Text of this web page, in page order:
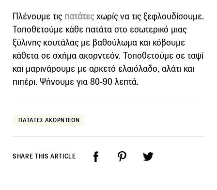
Πλένουμε τις πατάτεςχωρίς να τις ξεφλουδίσουμε.
Τοποθετούμε κάθε πατάτα στο εσωτερικό μιας
ξύλινης κουτάλας με βαθούλωμα και κόβουμε
κάθετα σε σχήμα ακορντεόν. Τοποθετούμε σε ταψί
και μαρινάρουμε με αρκετό ελαιόλαδο, αλάτι και
πιπέρι. Ψήνουμε για 80-90 λεπτά.
ΠΑΤΑΤΕΣ ΑΚΟΡΝΤΕΟΝ
SHARE THIS ARTICLE